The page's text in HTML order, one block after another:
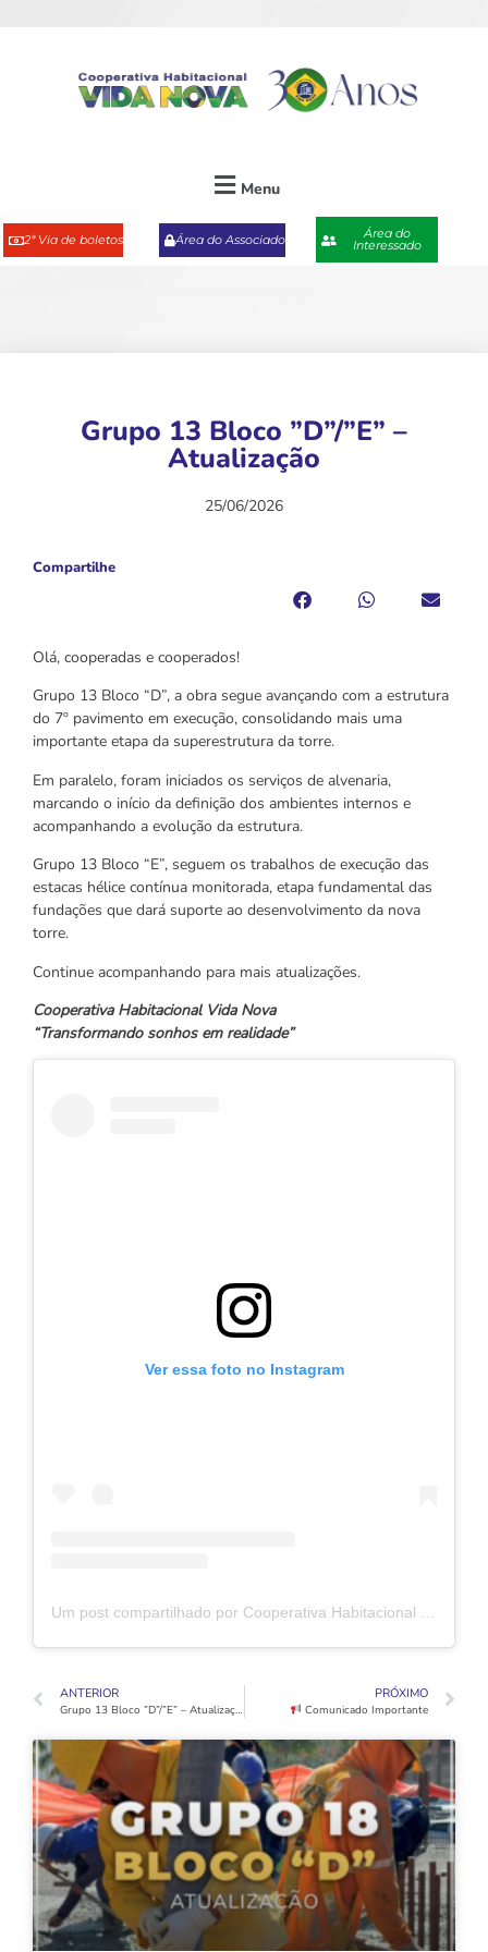
Menu
2ª Via de boletos Área do Associado Área do
Interessado
Grupo 13 Bloco ”D”/”E” –
Atualização
25/06/2026
Compartilhe
Olá, cooperadas e cooperados!
Grupo 13 Bloco “D”, a obra segue avançando com a estrutura
do 7º pavimento em execução, consolidando mais uma
importante etapa da superestrutura da torre.
Em paralelo, foram iniciados os serviços de alvenaria,
marcando o início da definição dos ambientes internos e
acompanhando a evolução da estrutura.
Grupo 13 Bloco “E”, seguem os trabalhos de execução das
estacas hélice contínua monitorada, etapa fundamental das
fundações que dará suporte ao desenvolvimento da nova
torre.
Continue acompanhando para mais atualizações.
Cooperativa Habitacional Vida Nova
“Transformando sonhos em realidade”
Ver essa foto no Instagram
Um post compartilhado por Cooperativa Habitacional Vida Nova (@coophabvidanovaoficial)
ANTERIOR
Grupo 13 Bloco ”D”/”E” – Atualização
PRÓXIMO
Comunicado Importante